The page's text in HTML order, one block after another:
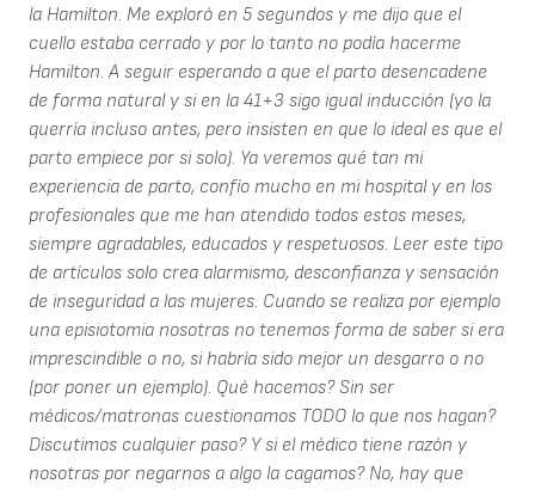
la Hamilton. Me exploró en 5 segundos y me dijo que el
cuello estaba cerrado y por lo tanto no podía hacerme
Hamilton. A seguir esperando a que el parto desencadene
de forma natural y si en la 41+3 sigo igual inducción (yo la
querría incluso antes, pero insisten en que lo ideal es que el
parto empiece por si solo). Ya veremos qué tan mi
experiencia de parto, confío mucho en mi hospital y en los
profesionales que me han atendido todos estos meses,
siempre agradables, educados y respetuosos. Leer este tipo
de artículos solo crea alarmismo, desconfianza y sensación
de inseguridad a las mujeres. Cuando se realiza por ejemplo
una episiotomia nosotras no tenemos forma de saber si era
imprescindible o no, si habría sido mejor un desgarro o no
(por poner un ejemplo). Qué hacemos? Sin ser
médicos/matronas cuestionamos TODO lo que nos hagan?
Discutimos cualquier paso? Y si el médico tiene razón y
nosotras por negarnos a algo la cagamos? No, hay que